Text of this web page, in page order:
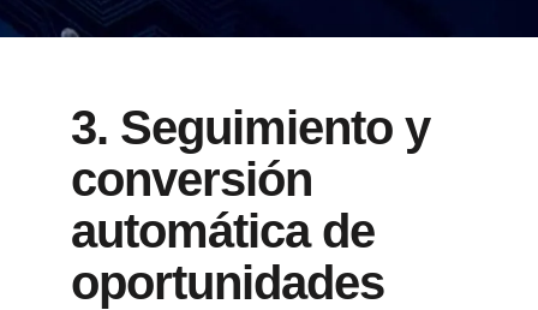
3. Seguimiento y
conversión
automática de
oportunidades